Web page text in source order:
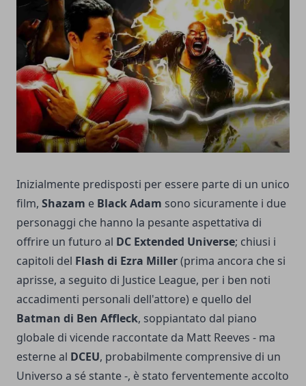
Inizialmente predisposti per essere parte di un unico
film, Shazam e Black Adam sono sicuramente i due
personaggi che hanno la pesante aspettativa di
offrire un futuro al DC Extended Universe; chiusi i
capitoli del Flash di Ezra Miller(prima ancora che si
aprisse, a seguito di Justice League, per i ben noti
accadimenti personali dell'attore) e quello del
Batman di Ben Affleck, soppiantato dal piano
globale di vicende raccontate da Matt Reeves - ma
esterne al DCEU, probabilmente comprensive di un
Universo a sé stante -, è stato ferventemente accolto